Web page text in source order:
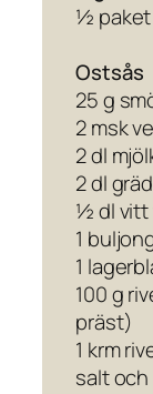
½ paket
Ostsås
25 g
2 msk
2 dl
2 dl
½ dl vitt
1
1
100 g
präst)
1 krm
salt